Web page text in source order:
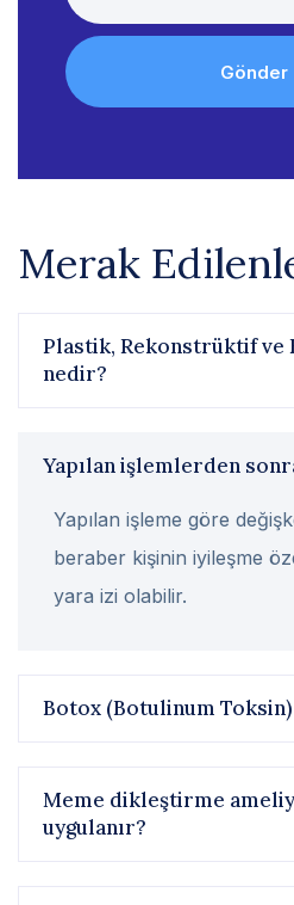
Gönder
Merak
Plastik, Rekonstrüktif ve
nedir?
Yapılan işlemlerden
Yapılan işleme göre
beraber kişinin iyileşme
yara izi olabilir.
Botox (Botulinum
Meme dikleştirme
uygulanır?